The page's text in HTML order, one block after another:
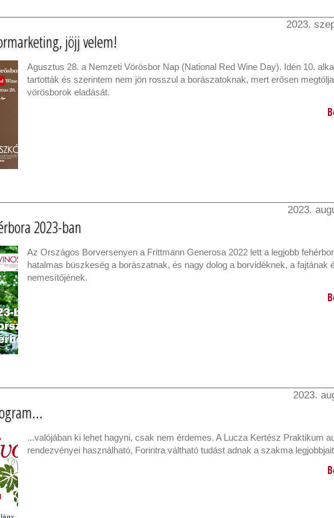
2023.
jöjj velem!
Agusztus 28. a Nemzeti Vörösbor Nap (National Red Wine Day). Idén 10.
tartották és szerintem nem jön rosszul a borászatoknak, mert erősen
vörösborok eladását.
2023.
2023-ban
Az Országos Borversenyen a Frittmann Generosa 2022 lett a legjobb
hatalmas büszkeség a borászatnak, és nagy dolog a borvidéknek, a fajtának
nemesítőjének.
2023.
...valójában ki lehet hagyni, csak nem érdemes. A Lucza Kertész Praktikum
rendezvényei használható, Forintra váltható tudást adnak a szakma